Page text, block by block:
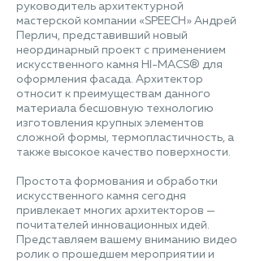
руководитель архитектурной
мастерской компании «SPEECH» Андрей
Перлич, представивший новый
неординарный проект с применением
искусственного камня HI-MACS® для
оформления фасада. Архитектор
относит к преимуществам данного
материала бесшовную технологию
изготовления крупных элементов
сложной формы, термопластичность, а
также высокое качество поверхности.
Простота формования и обработки
искусственного камня сегодня
привлекает многих архитекторов —
почитателей инновационных идей.
Представляем вашему вниманию видео
ролик о прошедшем мероприятии и